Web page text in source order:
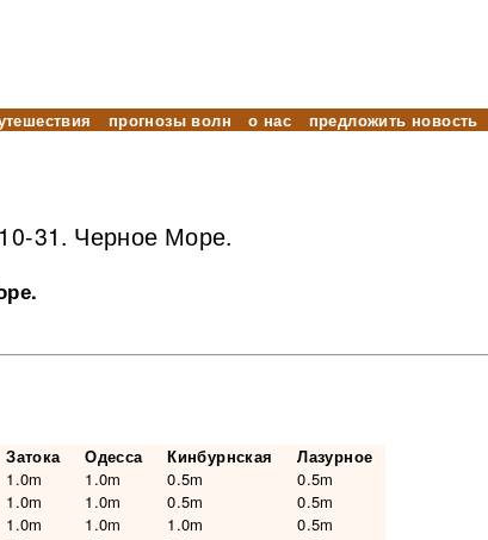
прогнозы волн о нас предложить новость
31. Черное Море.
Затока
1.0m
1.0m
1.0m
Одесса
1.0m
1.0m
1.0m
Кинбурнская
0.5m
0.5m
1.0m
Лазурное
0.5m
0.5m
0.5m